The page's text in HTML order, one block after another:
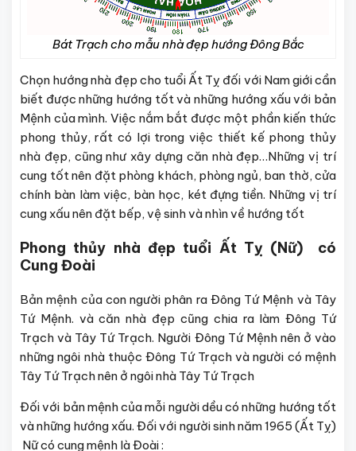
Bát Trạch cho mẫu nhà đẹp hướng Đông Bắc
Chọn hướng nhà đẹp cho tuổi Ất Tỵ đối với Nam giới cần
biết được những hướng tốt và những hướng xấu với bản
Mệnh của mình. Việc nắm bắt được một phần kiến thức
phong thủy, rất có lợi trong việc thiết kế phong thủy
nhà đẹp, cũng như xây dựng căn nhà đẹp…Những vị trí
cung tốt nên đặt phòng khách, phòng ngủ, ban thờ, cửa
chính bàn làm việc, bàn học, két đựng tiền. Những vị trí
cung xấu nên đặt bếp, vệ sinh và nhìn về hướng tốt
Phong thủy nhà đẹp tuổi Ất Tỵ (Nữ) có
Cung Đoài
Bản mệnh của con người phân ra Đông Tứ Mệnh và Tây
Tứ Mệnh. và căn nhà đẹp cũng chia ra làm Đông Tứ
Trạch và Tây Tứ Trạch. Người Đông Tứ Mệnh nên ở vào
những ngôi nhà thuộc Đông Tứ Trạch và người có mệnh
Tây Tứ Trạch nên ở ngôi nhà Tây Tứ Trạch
Đối với bản mệnh của mỗi người dều có những hướng tốt
và những hướng xấu. Đối với người sinh năm 1965 (Ất Tỵ)
Nữ có cung mệnh là Đoài :